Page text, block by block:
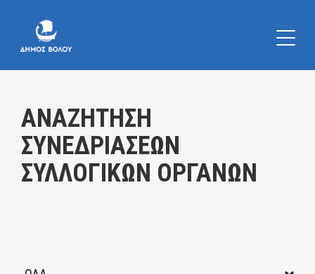
ΑΝΑΖΗΤΗΣΗ
ΣΥΝΕΔΡΙΑΣΕΩΝ
ΣΥΛΛΟΓΙΚΩΝ ΟΡΓΑΝΩΝ